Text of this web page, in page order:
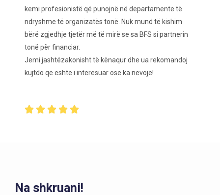
kemi profesionistë që punojnë në departamente të
ndryshme të organizatës tonë. Nuk mund të kishim
bërë zgjedhje tjetër më të mirë se sa BFS si partnerin
tonë për financiar.
Jemi jashtëzakonisht të kënaqur dhe ua rekomandoj
kujtdo që është i interesuar ose ka nevojë!
    
Na shkruani!